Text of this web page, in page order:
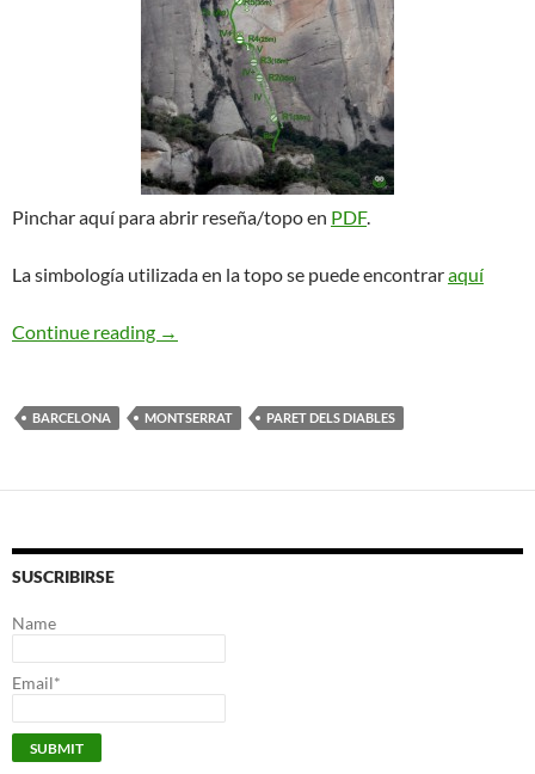
Pinchar aquí para abrir reseña/topo en PDF.
La simbología utilizada en la topo se puede encontraraquí
Continue reading Sánchez-Martínez. Paret dels Diables
→
BARCELONA MONTSERRAT PARET DELS DIABLES
SUSCRIBIRSE
Name
Email*